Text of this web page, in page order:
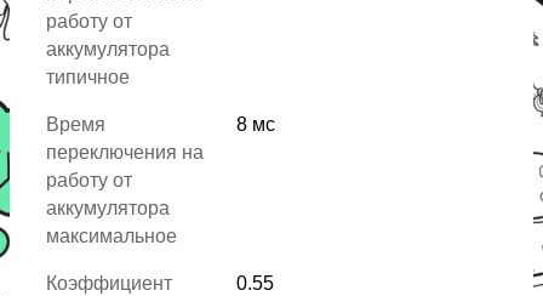
работу от
аккумулятора
типичное
Время
переключения на
работу от
аккумулятора
максимальное
8 мс
Коэффициент
0.55